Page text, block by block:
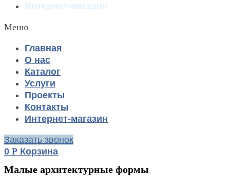
Интернет-магазин
Меню
Главная
О нас
Каталог
Услуги
Проекты
Контакты
Интернет-магазин
Заказать звонок
0 Р Корзина
Малые архитектурные формы